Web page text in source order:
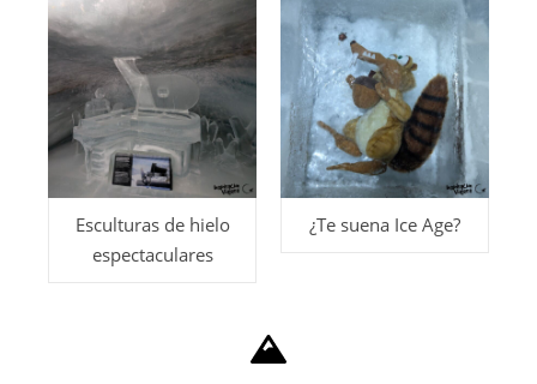
Esculturas de hielo
espectaculares
¿Te suena Ice Age?